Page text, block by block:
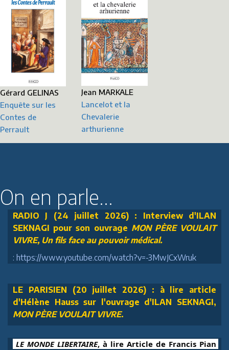
Gérard GELINAS
Enquête sur les
Contes de
Perrault
Jean MARKALE
Lancelot et la
Chevalerie
arthurienne
On en parle...
RADIO J (24 juillet 2026) : Interview d'ILAN
SEKNAGI pour son ouvrage MON PÈRE VOULAIT
VIVRE, Un fils face au pouvoir médical.
: https://www.youtube.com/watch?v=-3MwJCxWruk
LE PARISIEN (20 juillet 2026) : à lire article
d'Hélène Hauss sur l'ouvrage d'ILAN SEKNAGI,
MON PÈRE VOULAIT VIVRE.
LE MONDE LIBERTAIRE, à lire Article de Francis Pian